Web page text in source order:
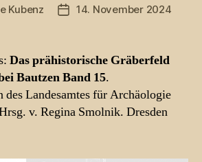
Kubenz Beitragsdatum
14. November 2024
Das prähistorische Gräberfeld
Bautzen Band 15.
Landesamtes für Archäologie
v. Regina Smolnik. Dresden